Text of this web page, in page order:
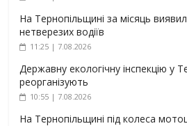
На Тернопільщині за місяць
нетверезих водіїв
11:25 | 7.08.2026
Державну екологічну інспекцію у
реорганізують
10:55 | 7.08.2026
На Тернопільщині під колеса